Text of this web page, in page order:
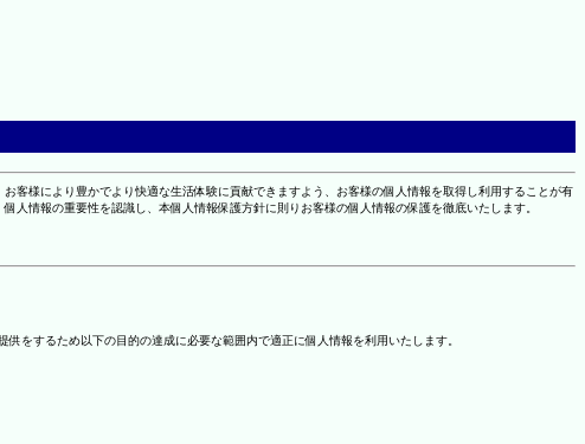
客様により豊かでより快適な生活体験に貢献できますよう、お客様の個人情報を取得し利用することが有
情報の重要性を認識し、本個人情報保護方針に則りお客様の個人情報の保護を徹底いたします。
をするため以下の目的の達成に必要な範囲内で適正に個人情報を利用いたします。